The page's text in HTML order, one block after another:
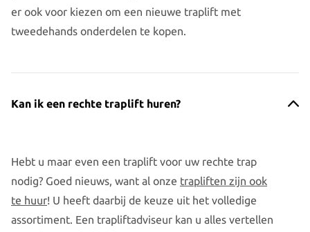
er ook voor kiezen om een nieuwe traplift met
tweedehands onderdelen te kopen.
Kan ik een rechte traplift huren?
Hebt u maar even een traplift voor uw rechte trap
nodig? Goed nieuws, want al onze trapliften zijn ook
te huur! U heeft daarbij de keuze uit het volledige
assortiment. Een trapliftadviseur kan u alles vertellen